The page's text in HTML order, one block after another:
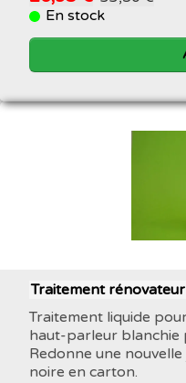
En stock
Traitement
Traitement liquide
haut-parleur blanchie
Redonne une
noire en carton.